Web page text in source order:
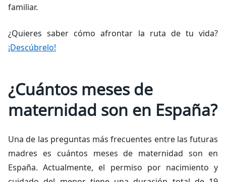
familiar.
¿Quieres saber cómo afrontar la ruta de tu vida?
¡Descúbrelo!
¿Cuántos meses de
maternidad son en España?
Una de las preguntas más frecuentes entre las futuras
madres es cuántos meses de maternidad son en
España. Actualmente, el permiso por nacimiento y